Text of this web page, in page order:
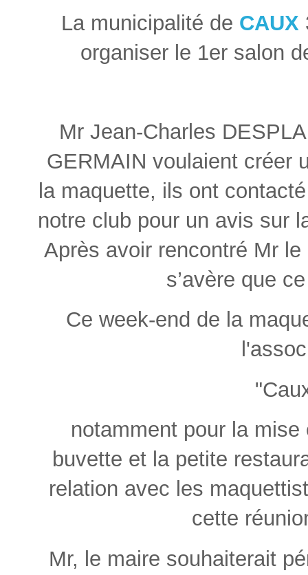
La municipalité de CAUX
organiser le 1er salon
Mr Jean-Charles
GERMAIN voulaient créer
la maquette, ils ont
notre club pour un avis sur
Après avoir rencontré Mr
s’avère que
Ce week-end de la
notamment pour la
buvette et la petite
relation avec les
cette
Mr, le maire souhaiterait